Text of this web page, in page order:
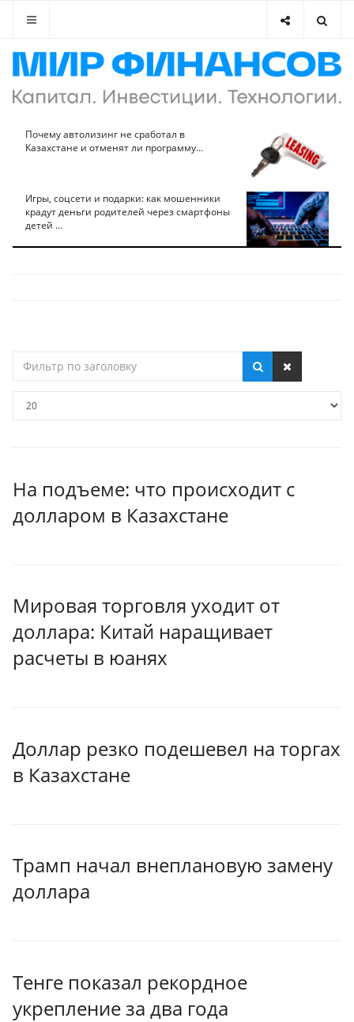
Почему автолизинг не сработал в
Казахстане и отменят ли программу...
Игры, соцсети и подарки: как мошенники
крадут деньги родителей через смартфоны
детей ...
по
На подъеме: что происходит с
долларом в Казахстане
Мировая торговля уходит от
доллара: Китай наращивает
расчеты в юанях
Доллар резко подешевел на торгах
в Казахстане
Трамп начал внеплановую замену
доллара
Тенге показал рекордное
укрепление за два года